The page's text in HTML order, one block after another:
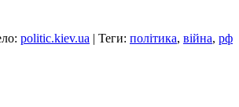
politic.kiev.ua | Теги: політика, війна, рф